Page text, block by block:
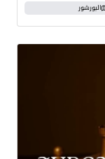
البورشور